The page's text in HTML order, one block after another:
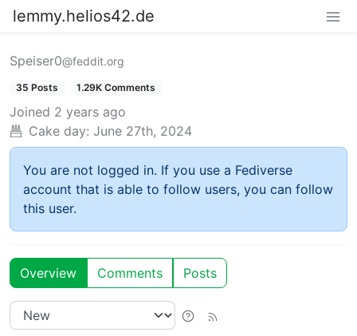
lemmy.helios42.de
Speiser0@feddit.org
35 Posts 1.29K Comments
Joined 2 years ago
Cake day: June 27th, 2024
You are not logged in. If you use a Fediverse
account that is able to follow users, you can follow
this user.
Overview Comments Posts